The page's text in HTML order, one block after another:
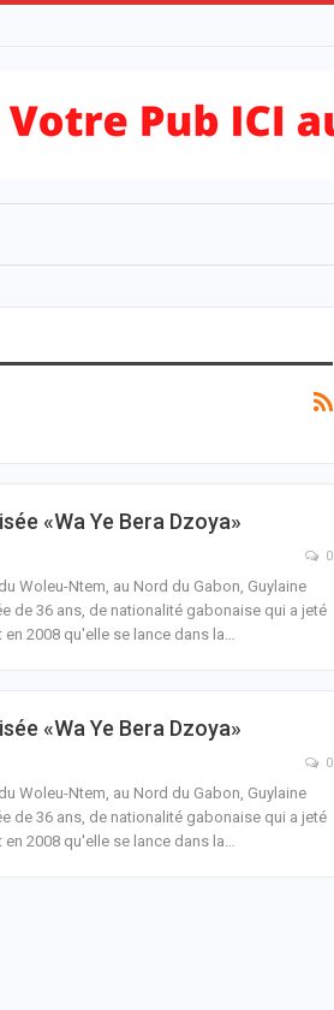
«Wa Ye Bera Dzoya»
0
Woleu-Ntem, au Nord du Gabon, Guylaine
de 36 ans, de nationalité gabonaise qui a jeté
2008 qu'elle se lance dans la…
«Wa Ye Bera Dzoya»
0
Woleu-Ntem, au Nord du Gabon, Guylaine
de 36 ans, de nationalité gabonaise qui a jeté
2008 qu'elle se lance dans la…